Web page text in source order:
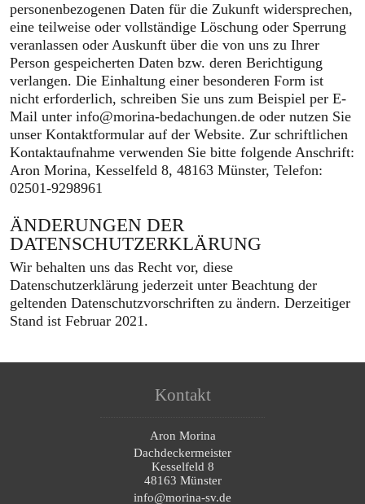
personenbezogenen Daten für die Zukunft widersprechen,
eine teilweise oder vollständige Löschung oder Sperrung
veranlassen oder Auskunft über die von uns zu Ihrer
Person gespeicherten Daten bzw. deren Berichtigung
verlangen. Die Einhaltung einer besonderen Form ist
nicht erforderlich, schreiben Sie uns zum Beispiel per E-
Mail unter info@morina-bedachungen.de oder nutzen Sie
unser Kontaktformular auf der Website. Zur schriftlichen
Kontaktaufnahme verwenden Sie bitte folgende Anschrift:
Aron Morina, Kesselfeld 8, 48163 Münster, Telefon:
02501-9298961
ÄNDERUNGEN DER
DATENSCHUTZERKLÄRUNG
Wir behalten uns das Recht vor, diese
Datenschutzerklärung jederzeit unter Beachtung der
geltenden Datenschutzvorschriften zu ändern. Derzeitiger
Stand ist Februar 2021.
Kontakt
Aron Morina
Dachdeckermeister
Kesselfeld 8
48163 Münster
info@morina-sv.de